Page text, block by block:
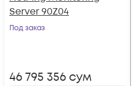
Server 90Z04
Под заказ
46 795 356 сум